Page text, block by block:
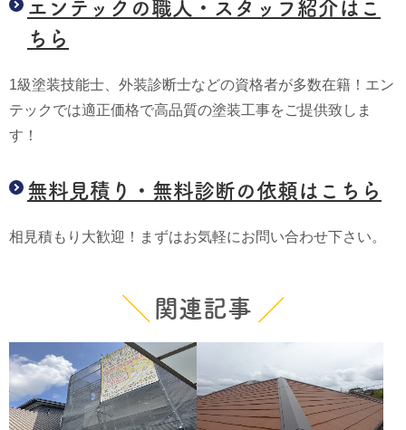
エンテックの職人・スタッフ紹介はこ
ちら
1級塗装技能士、外装診断士などの資格者が多数在籍！エン
テックでは適正価格で高品質の塗装工事をご提供致しま
す！
無料見積り・無料診断の依頼はこちら
相見積もり大歓迎！まずはお気軽にお問い合わせ下さい。
関連記事